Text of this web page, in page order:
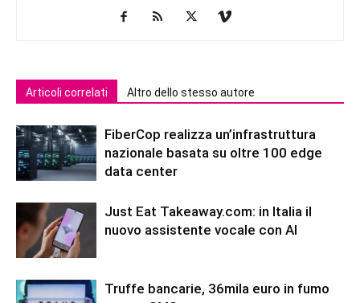
Articoli correlati Altro dello stesso autore
FiberCop realizza un’infrastruttura
nazionale basata su oltre 100 edge
data center
Just Eat Takeaway.com: in Italia il
nuovo assistente vocale con AI
Truffe bancarie, 36mila euro in fumo